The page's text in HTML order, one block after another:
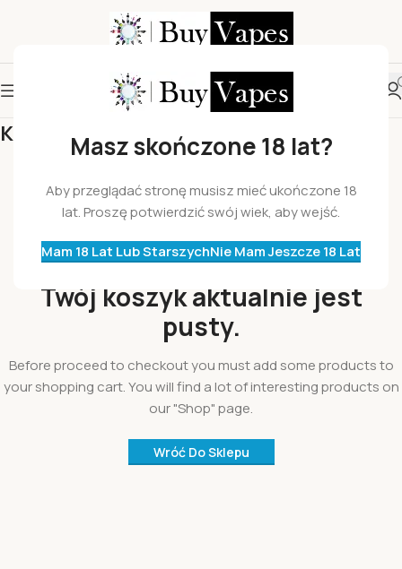
Masz skończone 18 lat?
Aby przeglądać stronę musisz mieć ukończone 18
lat. Proszę potwierdzić swój wiek, aby wejść.
Mam 18 Lat Lub StarszychNie Mam Jeszcze 18 Lat
Kosz
Twój koszyk aktualnie jest
pusty.
Before proceed to checkout you must add some products to
your shopping cart. You will find a lot of interesting products on
our "Shop" page.
Wróć Do Sklepu